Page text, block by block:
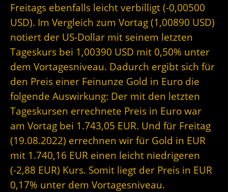
Freitags ebenfalls leicht verbilligt (-0,00500
USD). Im Vergleich zum Vortag (1,00890 USD)
notiert der US-Dollar mit seinem letzten
Tageskurs bei 1,00390 USD mit 0,50% unter
dem Vortagesniveau. Dadurch ergibt sich für
den Preis einer Feinunze Gold in Euro die
folgende Auswirkung: Der mit den letzten
Tageskursen errechnete Preis in Euro war
am Vortag bei 1.743,05 EUR. Und für Freitag
(19.08.2022) errechnen wir für Gold in EUR
mit 1.740,16 EUR einen leicht niedrigeren
(-2,88 EUR) Kurs. Somit liegt der Preis in EUR
0,17% unter dem Vortagesniveau.